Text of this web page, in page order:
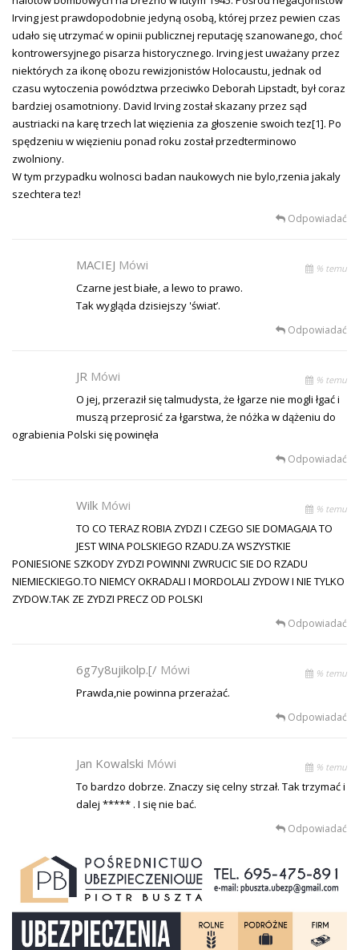
Irving jest prawdopodobnie jedyną osobą, której przez pewien czas
udało się utrzymać w opinii publicznej reputację szanowanego, choć
kontrowersyjnego pisarza historycznego. Irving jest uważany przez
niektórych za ikonę obozu rewizjonistów Holocaustu, jednak od
czasu wytoczenia powództwa przeciwko Deborah Lipstadt, był coraz
bardziej osamotniony. David Irving został skazany przez sąd
austriacki na karę trzech lat więzienia za głoszenie swoich tez[1]. Po
spędzeniu w więzieniu ponad roku został przedterminowo
zwolniony.
W tym przypadku wolnosci badan naukowych nie bylo,rzenia jakaly
szechtera tez!
Odpowiadać
MACIEJ Mówi % temu
Czarne jest białe, a lewo to prawo.
Tak wygląda dzisiejszy 'świat’.
Odpowiadać
JR Mówi % temu
O jej, przeraził się talmudysta, że łgarze nie mogli łgać i
muszą przeprosić za łgarstwa, że nóżka w dążeniu do
ograbienia Polski się powinęła
Odpowiadać
Wilk Mówi % temu
TO CO TERAZ ROBIA ZYDZI I CZEGO SIE DOMAGAIA TO
JEST WINA POLSKIEGO RZADU.ZA WSZYSTKIE
PONIESIONE SZKODY ZYDZI POWINNI ZWRUCIC SIE DO RZADU
NIEMIECKIEGO.TO NIEMCY OKRADALI I MORDOLALI ZYDOW I NIE TYLKO
ZYDOW.TAK ZE ZYDZI PRECZ OD POLSKI
Odpowiadać
6g7y8ujikolp.[/ Mówi % temu
Prawda,nie powinna przerażać.
Odpowiadać
Jan Kowalski Mówi % temu
To bardzo dobrze. Znaczy się celny strzał. Tak trzymać i
dalej ***** . I się nie bać.
Odpowiadać